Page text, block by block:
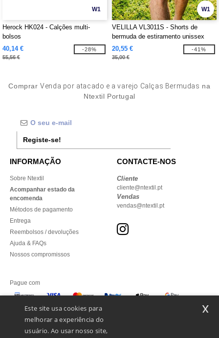
W1
Herock HK024 - Calções multi-
bolsos
40,14 €
55,56 €
-28%
W1
VELILLA VL3011S - Shorts de
bermuda de estiramento unissex
20,55 €
35,00 €
-41%
ComprarVenda por atacado e a varejo Calças Bermudas na
Ntextil Portugal
Registe-se!
INFORMAÇÃO
Sobre Ntextil
Acompanhar estado da
encomenda
Métodos de pagamento
Entrega
Reembolsos / devoluções
Ajuda & FAQs
Nossos compromissos
CONTACTE-NOS
Cliente
cliente@ntextil.pt
Vendas
vendas@ntextil.pt
Pague com
Enviamos com
Este site usa cookies para
melhorar a experiência do
usuário. Ao usar nosso site,
x